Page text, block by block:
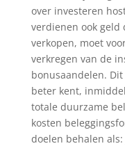
over investeren
verdienen ook
verkopen, moet
verkregen van de
bonusaandelen.
beter kent,
totale duurzame
kosten
doelen behalen